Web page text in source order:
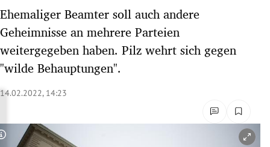
Untermenü
Untermenü
Untermenü
Untermenü
Ehemaliger Beamter soll auch andere
Geheimnisse an mehrere Parteien
weitergegeben haben. Pilz wehrt sich gegen
"wilde Behauptungen".
14.02.2022, 14:23
Copyright-Hinweis öffnen/schließen